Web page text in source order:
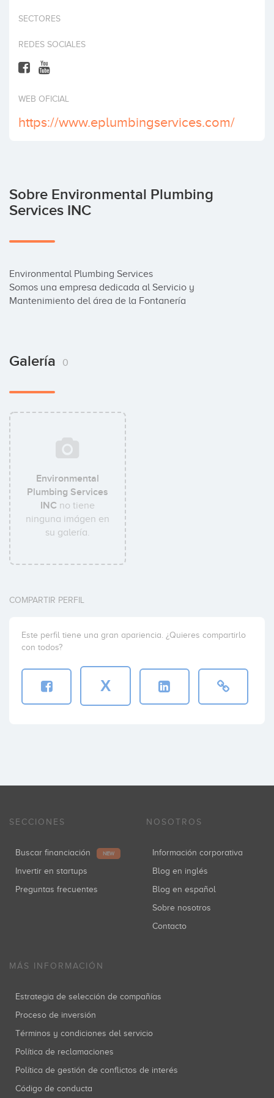
SECTORES
REDES SOCIALES
WEB OFICIAL
https://www.eplumbingservices.com/
Sobre Environmental Plumbing
Services INC
Environmental Plumbing Services
Somos una empresa dedicada al Servicio y
Mantenimiento del área de la Fontanería
Galería 0
Environmental
Plumbing Services
INC no tiene
ninguna imágen en
su galería.
COMPARTIR PERFIL
Este perfil tiene una gran apariencia. ¿Quieres compartirlo
con todos?
X
SECCIONES
Buscar financiación NEW
Invertir en startups
Preguntas frecuentes
NOSOTROS
Información corporativa
Blog en inglés
Blog en español
Sobre nosotros
Contacto
MÁS INFORMACIÓN
Estrategia de selección de compañías
Proceso de inversión
Términos y condiciones del servicio
Política de reclamaciones
Política de gestión de conflictos de interés
Código de conducta